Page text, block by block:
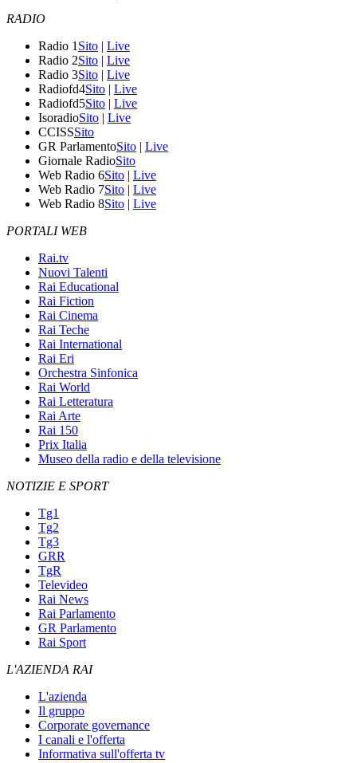
RADIO
Radio 1 Sito | Live
Radio 2Sito | Live
Radio 3Sito | Live
Radiofd4Sito | Live
Radiofd5Sito | Live
IsoradioSito | Live
CCISSSito
GR ParlamentoSito | Live
Giornale RadioSito
Web Radio 6Sito | Live
Web Radio 7Sito | Live
Web Radio 8Sito | Live
PORTALI WEB
Rai.tv
Nuovi Talenti
Rai Educational
Rai Fiction
Rai Cinema
Rai Teche
Rai International
Rai Eri
Orchestra Sinfonica
Rai World
Rai Letteratura
Rai Arte
Rai 150
Prix Italia
Museo della radio e della televisione
NOTIZIE E SPORT
Tg1
Tg2
Tg3
GRR
TgR
Televideo
Rai News
Rai Parlamento
GR Parlamento
Rai Sport
L'AZIENDA RAI
L'azienda
Il gruppo
Corporate governance
I canali e l'offerta
Informativa sull'offerta tv